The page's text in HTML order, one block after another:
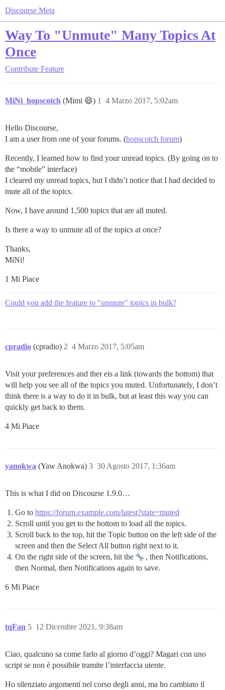
Discourse Meta
Way To "Unmute" Many Topics At
Once
Contribute Feature
MiNi_hopscotch (Mimi 😄) 4 Marzo 2017, 5:02am
1
Hello Discourse,
I am a user from one of your forums. (hopscotch forum)
Recently, I learned how to find your unread topics. (By going on to
the “mobile” interface)
I cleared my unread topics, but I didn’t notice that I had decided to
mute all of the topics.
Now, I have around 1,500 topics that are all muted.
Is there a way to unmute all of the topics at once?
Thanks,
MiNi!
1 Mi Piace
Could you add the feature to "unmute" topics in bulk?
cpradio (cpradio) 4 Marzo 2017, 5:05am
2
Visit your preferences and ther eis a link (towards the bottom) that
will help you see all of the topics you muted. Unfortunately, I don’t
think there is a way to do it in bulk, but at least this way you can
quickly get back to them.
4 Mi Piace
yanokwa (Yaw Anokwa) 30 Agosto 2017, 1:36am
3
This is what I did on Discourse 1.9.0…
Go to https://forum.example.com/latest?state=muted
Scroll until you get to the bottom to load all the topics.
Scroll back to the top, hit the Topic button on the left side of the
screen and then the Select All button right next to it.
On the right side of the screen, hit the
, then Notifications,
then Normal, then Notifications again to save.
6 Mi Piace
tqFan 12 Dicembre 2021, 9:38am
5
Ciao, qualcuno sa come farlo al giorno d’oggi? Magari con uno
script se non è possibile tramite l’interfaccia utente.
Ho silenziato argomenti nel corso degli anni, ma ho cambiato il